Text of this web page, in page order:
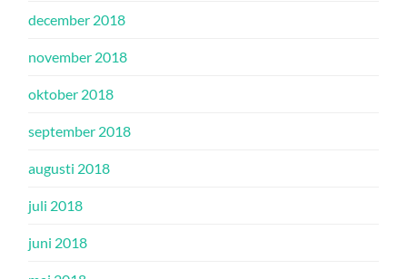
december 2018
november 2018
oktober 2018
september 2018
augusti 2018
juli 2018
juni 2018